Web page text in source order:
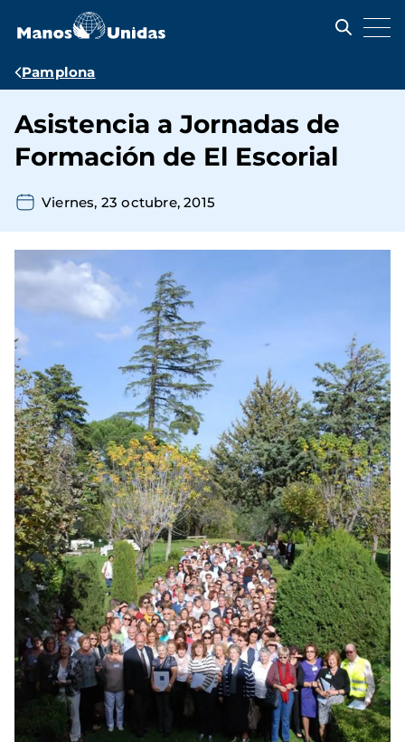
contenido
Ruta
navegación
Pamplona
Asistencia a Jornadas de
Formación de El Escorial
Viernes, 23 octubre, 2015